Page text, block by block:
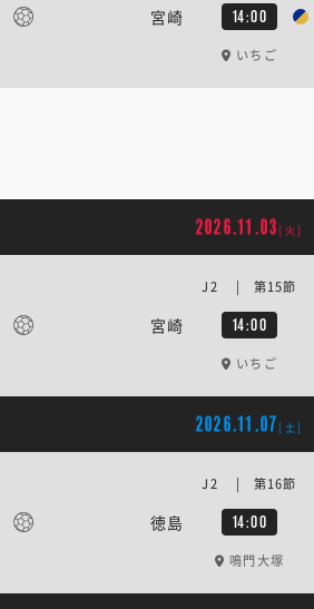
宮崎 14:00
いちご
2026.11.03 [火]
宮崎 14:00
J2 | 第15節
いちご
2026.11.07 [土]
徳島 14:00
J2 | 第16節
鳴門大塚